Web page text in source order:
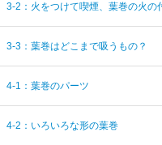
3-2：火をつけて喫煙、葉巻の火の
3-3：葉巻はどこまで吸うもの？
4-1：葉巻のパーツ
4-2：いろいろな形の葉巻